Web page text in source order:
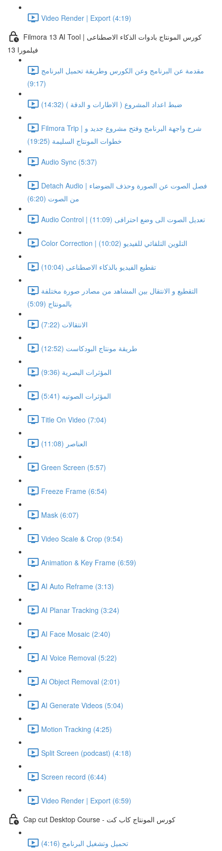
Video Render | Export (4:19)
Filmora 13 AI Tool | كورس المونتاج بادوات الذكاء الاصطناعى
فيلمورا 13
مقدمة عن البرنامج وعن الكورس وطريقة تحميل البرنامج
(9:17)
ضبط اعداد المشروع ( الاطارات و الدقة ) (14:32)
Filmora Trip | شرح واجهة البرنامج وفتح مشروع جديد و
خطوات المونتاج السليمة (19:25)
Audio Sync (5:37)
Detach Audio | فصل الصوت عن الصورة وحذف الضوضاء
من الصوت (6:20)
Audio Control | تعديل الصوت الى وضع احترافى (11:09)
Color Correction | التلوين التلقائي للفيديو (10:02)
تقطيع الفيديو بالذكاء الاصطناعى (10:04)
التقطيع و الانتقال بين المشاهد من مصادر صورة مختلفة
بالمونتاج (5:09)
الانتقالات (7:22)
طريقة مونتاج البودكاست (12:52)
المؤثرات البصرية (9:36)
المؤثرات الصوتيه (5:41)
Title On Video (7:04)
العناصر (11:08)
Green Screen (5:57)
Freeze Frame (6:54)
Mask (6:07)
Video Scale & Crop (9:54)
Animation & Key Frame (6:59)
AI Auto Reframe (3:13)
AI Planar Tracking (3:24)
AI Face Mosaic (2:40)
AI Voice Removal (5:22)
Ai Object Removal (2:01)
AI Generate Videos (5:04)
Motion Tracking (4:25)
Split Screen (podcast) (4:18)
Screen record (6:44)
Video Render | Export (6:59)
Cap cut Desktop Course - كورس المونتاج كاب كت
تحميل وتشغيل البرنامج (4:16)